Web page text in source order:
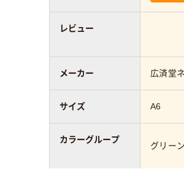
広済堂
A6
グリー
レビュー
メーカー
サイズ
カラーグループ